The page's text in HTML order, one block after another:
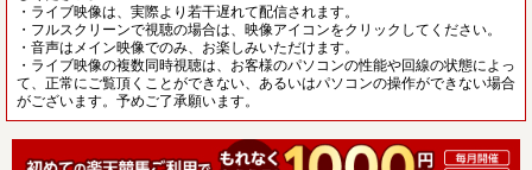
・ライブ映像は、実際より若干遅れて配信されます。
・フルスクリーンで視聴の場合は、映像アイコンをクリックしてください。
・音声はメイン映像でのみ、お楽しみいただけます。
・ライブ映像の複数同時視聴は、お客様のパソコンの性能や回線の状態によっ
て、正常にご覧頂くことができない、あるいはパソコンの操作ができない場合
がございます。予めご了承願います。